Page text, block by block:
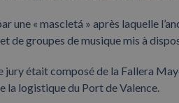
une « mascletá » après laquelle
de groupes de musique mis à
était composé de la Fallera
la logistique du Port de Valence.